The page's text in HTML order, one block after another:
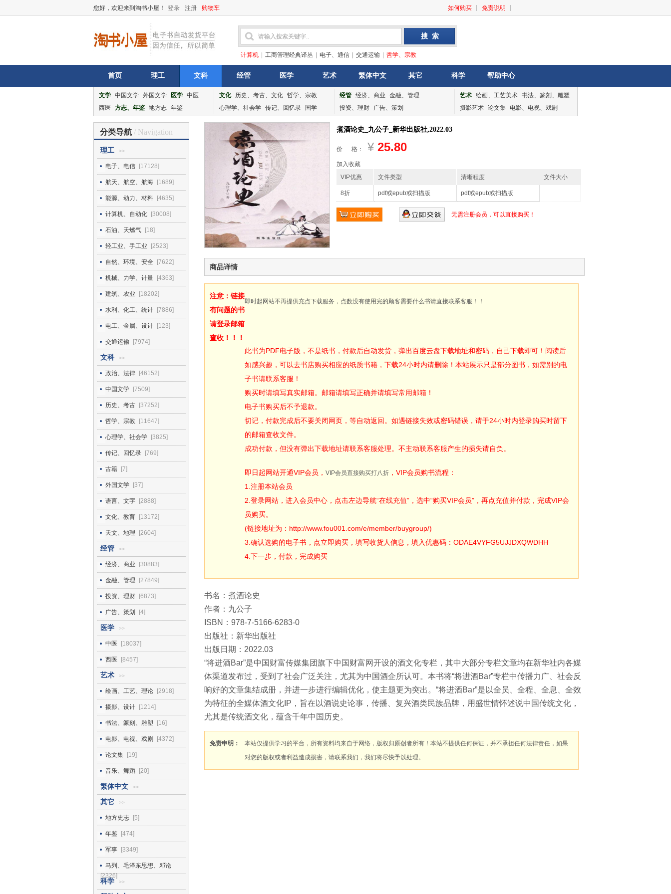
您好，欢迎来到淘书小屋！ 登录 注册 购物车 如何购买 免责说明
计算机 工商管理经典译丛 电子、通信 交通运输 哲学、宗教
首页 理工 文科 经管 医学 艺术 繁体中文 其它 科学 帮助中心
文学 中国文学 外国文学 医学 中医
西医
方志、年鉴 地方志 年鉴
文化 历史、考古、文化 哲学、宗教
心理学、社会学 传记、回忆录 国学
经管 经济、商业
金融、管理
投资、理财
广告、策划
艺术 绘画、工艺美术 书法、篆刻、雕塑
摄影艺术 论文集
电影、电视、戏剧
分类导航 / Navigation
理工 >>
电子、电信 [17128]
航天、航空、航海 [1689]
能源、动力、材料 [4635]
计算机、自动化 [30008]
石油、天燃气 [18]
轻工业、手工业 [2523]
自然、环境、安全 [7622]
机械、力学、计量 [4363]
建筑、农业 [18202]
水利、化工、统计 [7886]
电工、金属、设计 [123]
交通运输 [7974]
文科 >>
政治、法律 [46152]
中国文学 [7509]
历史、考古 [37252]
哲学、宗教 [11647]
心理学、社会学 [3825]
传记、回忆录 [769]
古籍 [7]
外国文学 [37]
语言、文字 [2888]
文化、教育 [13172]
天文、地理 [2604]
经管 >>
经济、商业 [30883]
金融、管理 [27849]
投资、理财 [6873]
广告、策划 [4]
医学 >>
中医 [18037]
西医 [8457]
艺术 >>
绘画、工艺、理论 [2918]
摄影、设计 [1214]
书法、篆刻、雕塑 [16]
电影、电视、戏剧 [4372]
论文集 [19]
音乐、舞蹈 [20]
繁体中文 >>
其它 >>
地方史志 [5]
年鉴 [474]
军事 [3349]
马列、毛泽东思想、邓论
[2326]
科学 >>
煮酒论史_九公子_新华出版社,2022.03
价 格： ¥ 25.80
加入收藏
VIP优惠
文件类型 清晰程度 文件大小
8折 pdf或epub或扫描版 pdf或epub或扫描版
无需注册会员，可以直接购买！
商品详情
注意：链接
有问题的书
请登录邮箱
查收！！！
即时起网站不再提供充点下载服务，点数没有使用完的顾客需要什么书请直接联系客服！！
此书为PDF电子版，不是纸书，付款后自动发货，弹出百度云盘下载地址和密码，自己下载即可！阅读后
如感兴趣，可以去书店购买相应的纸质书籍，下载24小时内请删除！本站展示只是部分图书，如需别的电
子书请联系客服！
购买时请填写真实邮箱。邮箱请填写正确并请填写常用邮箱！
电子书购买后不予退款。
切记，付款完成后不要关闭网页，等自动返回。如遇链接失效或密码错误，请于24小时内登录购买时留下
的邮箱查收文件。
成功付款，但没有弹出下载地址请联系客服处理。不主动联系客服产生的损失请自负。
即日起网站开通VIP会员， VIP会员直接购买打八折 ，VIP会员购书流程：
1.注册本站会员
2.登录网站，进入会员中心，点击左边导航“在线充值”，选中“购买VIP会员”，再点充值并付款，完成VIP会
员购买。
(链接地址为：http://www.fou001.com/e/member/buygroup/)
3.确认选购的电子书，点立即购买，填写收货人信息，填入优惠码：ODAE4VYFG5UJJDXQWDHH
4.下一步，付款，完成购买
书名：煮酒论史
作者：九公子
ISBN：978-7-5166-6283-0
出版社：新华出版社
出版日期：2022.03
“将进酒Bar”是中国财富传媒集团旗下中国财富网开设的酒文化专栏，其中大部分专栏文章均在新华社内各媒
体渠道发布过，受到了社会广泛关注，尤其为中国酒企所认可。本书将“将进酒Bar”专栏中传播力广、社会反
响好的文章集结成册，并进一步进行编辑优化，使主题更为突出。“将进酒Bar”是以全员、全程、全息、全效
为特征的全媒体酒文化IP，旨在以酒说史论事，传播、复兴酒类民族品牌，用盛世情怀述说中国传统文化，
尤其是传统酒文化，蕴含千年中国历史。
免责申明：
本站仅提供学习的平台，所有资料均来自于网络，版权归原创者所有！本站不提供任何保证，并不承担任何法律责任，如果
对您的版权或者利益造成损害，请联系我们，我们将尽快予以处理。